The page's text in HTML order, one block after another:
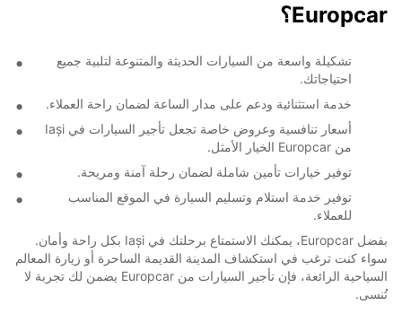
Europcar؟
تشكيلة واسعة من السيارات الحديثة والمتنوعة لتلبية جميع
احتياجاتك.
خدمة استثنائية ودعم على مدار الساعة لضمان راحة العملاء.
أسعار تنافسية وعروض خاصة تجعل تأجير السيارات في Iași
من Europcar الخيار الأمثل.
توفير خيارات تأمين شاملة لضمان رحلة آمنة ومريحة.
توفير خدمة استلام وتسليم السيارة في الموقع المناسب
للعملاء.
بفضل Europcar، يمكنك الاستمتاع برحلتك في Iași بكل راحة وأمان.
سواء كنت ترغب في استكشاف المدينة القديمة الساحرة أو زيارة المعالم
السياحية الرائعة، فإن تأجير السيارات من Europcar يضمن لك تجربة لا
تُنسى.